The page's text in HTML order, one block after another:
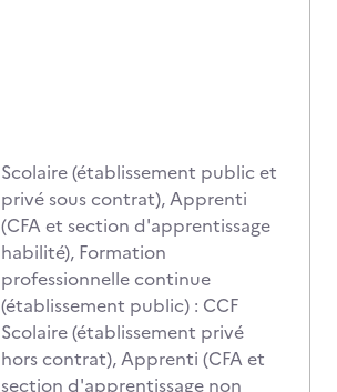
Scolaire (établissement public et
privé sous contrat), Apprenti
(CFA et section d'apprentissage
habilité), Formation
professionnelle continue
(établissement public) : CCF
Scolaire (établissement privé
hors contrat), Apprenti (CFA et
section d'apprentissage non